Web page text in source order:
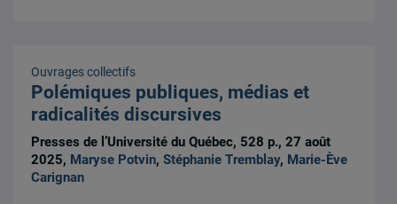
Ouvrages collectifs
Polémiques publiques, médias et
radicalités discursives
Presses de l’Université du Québec, 528 p., 27 août
2025, Maryse Potvin,Stéphanie Tremblay, Marie-Ève
Carignan